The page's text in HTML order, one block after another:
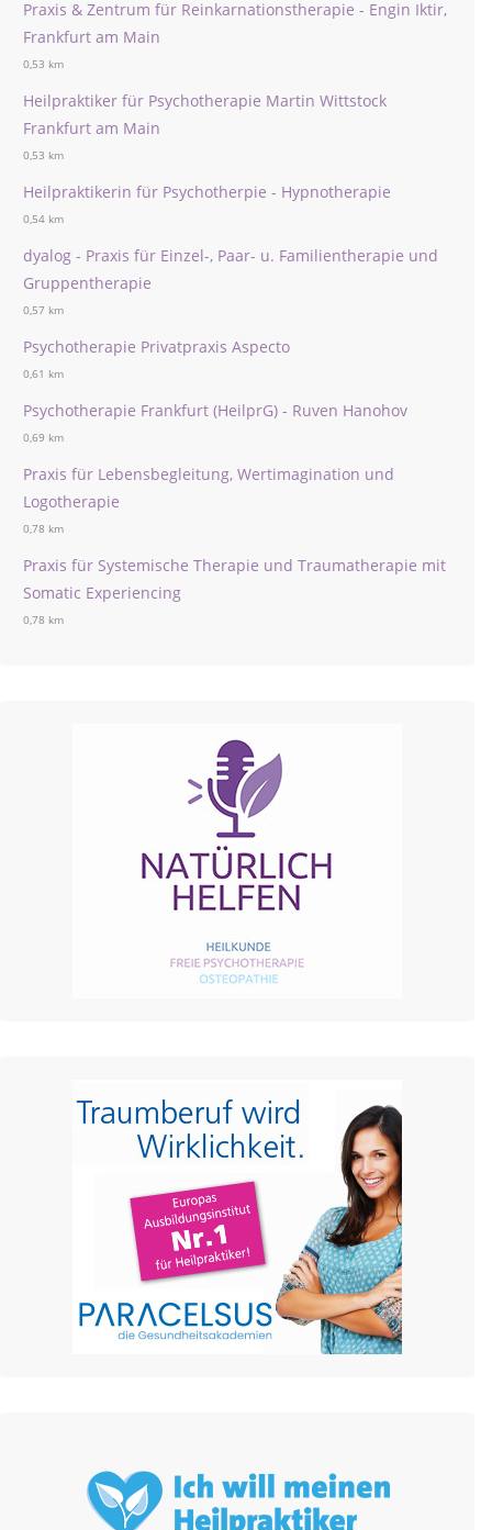
Praxis & Zentrum für Reinkarnationstherapie - Engin Iktir,
Frankfurt am Main
0,53 km
Heilpraktiker für Psychotherapie Martin Wittstock
Frankfurt am Main
0,53 km
Heilpraktikerin für Psychotherpie - Hypnotherapie
0,54 km
dyalog - Praxis für Einzel-, Paar- u. Familientherapie und
Gruppentherapie
0,57 km
Psychotherapie Privatpraxis Aspecto
0,61 km
Psychotherapie Frankfurt (HeilprG) - Ruven Hanohov
0,69 km
Praxis für Lebensbegleitung, Wertimagination und
Logotherapie
0,78 km
Praxis für Systemische Therapie und Traumatherapie mit
Somatic Experiencing
0,78 km